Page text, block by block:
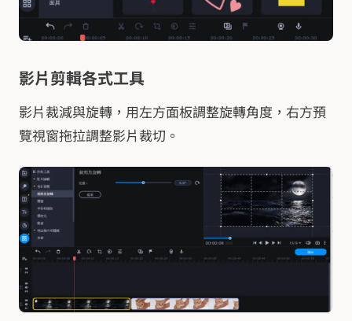
影片剪輯各式工具
影片裁減與旋轉，用左方面板調整旋轉角度，右方預
覽視窗拖拉調整影片裁切。